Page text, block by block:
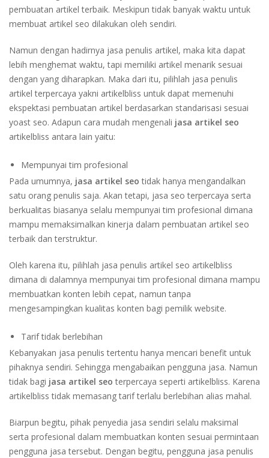
pembuatan artikel terbaik. Meskipun tidak banyak waktu untuk
membuat artikel seo dilakukan oleh sendiri.
Namun dengan hadirnya jasa penulis artikel, maka kita dapat
lebih menghemat waktu, tapi memiliki artikel menarik sesuai
dengan yang diharapkan. Maka dari itu, pilihlah jasa penulis
artikel terpercaya yakni artikelbliss untuk dapat memenuhi
ekspektasi pembuatan artikel berdasarkan standarisasi sesuai
yoast seo. Adapun cara mudah mengenali jasa artikel seo
artikelbliss antara lain yaitu:
Mempunyai tim profesional
Pada umumnya, jasa artikel seotidak hanya mengandalkan
satu orang penulis saja. Akan tetapi, jasa seo terpercaya serta
berkualitas biasanya selalu mempunyai tim profesional dimana
mampu memaksimalkan kinerja dalam pembuatan artikel seo
terbaik dan terstruktur.
Oleh karena itu, pilihlah jasa penulis artikel seo artikelbliss
dimana di dalamnya mempunyai tim profesional dimana mampu
membuatkan konten lebih cepat, namun tanpa
mengesampingkan kualitas konten bagi pemilik website.
Tarif tidak berlebihan
Kebanyakan jasa penulis tertentu hanya mencari benefit untuk
pihaknya sendiri. Sehingga mengabaikan pengguna jasa. Namun
tidak bagi jasa artikel seoterpercaya seperti artikelbliss. Karena
artikelbliss tidak memasang tarif terlalu berlebihan alias mahal.
Biarpun begitu, pihak penyedia jasa sendiri selalu maksimal
serta profesional dalam membuatkan konten sesuai permintaan
pengguna jasa tersebut. Dengan begitu, pengguna jasa penulis